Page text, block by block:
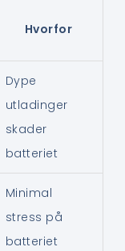
Hvorfor
Dype
utladinger
skader
batteriet
Minimal
stress på
batteriet